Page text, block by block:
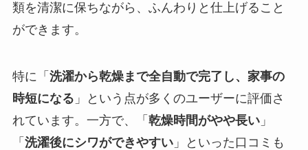
類を清潔に保ちながら、ふんわりと仕上げること
ができます。
特に「 洗濯から乾燥まで全自動で完了し、家事の
時短になる 」という点が多くのユーザーに評価さ
れています。一方で、「 乾燥時間がやや長い」
「 洗濯後にシワができやすい」といった口コミも